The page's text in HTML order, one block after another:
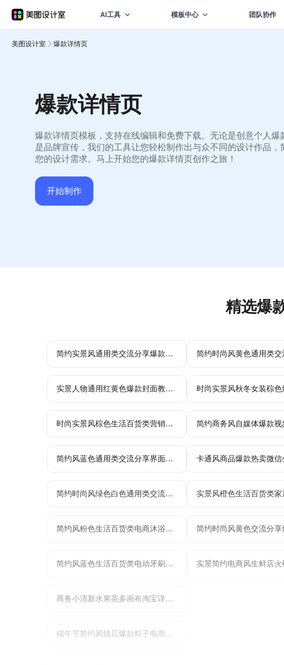
AI工具 模板中心 团队协作
美图设计室 爆款详情页
爆款详情页
爆款详情页模板，支持在线编辑和免费下载。无论是创意个人爆
是品牌宣传，我们的工具让您轻松制作出与众不同的设计作品，
您的设计需求。马上开始您的爆款详情页创作之旅！
开始制作
精选爆
简约实景风通用类交流分享爆款小红书封面
实景人物通用红黄色爆款封面教程干货分享竖版视频封面
时尚实景风棕色生活百货类营销带货香薰详情页
简约风蓝色通用类交流分享界面风跨界电商经验分享小红书内页
简约时尚风绿色白色通用类交流分享爆款封面标题小红书封面
简约风粉色生活百货类电商沐浴露商品详情页
简约风蓝色生活百货类电动牙刷商品详情页
商务小清新水果茶多画布淘宝详情页模板
端午节简约风镇店爆款粽子电商主图直通车